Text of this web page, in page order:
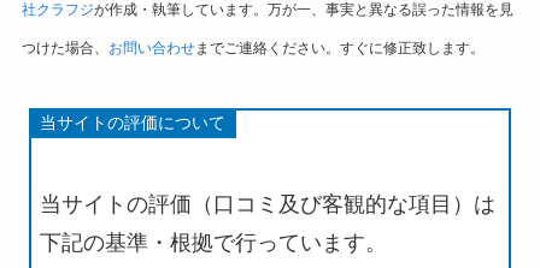
社クラフジが作成・執筆しています。万が一、事実と異なる誤った情報を見
つけた場合、 お問い合わせまでご連絡ください。すぐに修正致します。
当サイトの評価について
当サイトの評価（口コミ及び客観的な項目）は
下記の基準・根拠で行っています。